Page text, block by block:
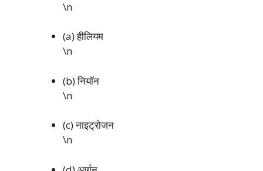
\n
(a) हीलियम
\n
(b) नियॉन
\n
(c) नाइट्रोजन
\n